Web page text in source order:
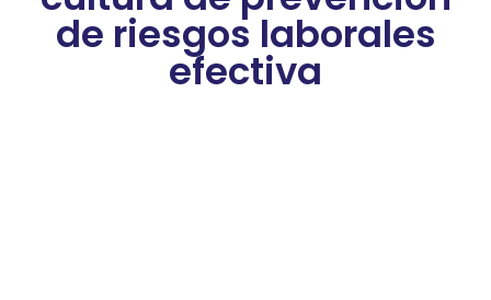
de riesgos laborales
efectiva